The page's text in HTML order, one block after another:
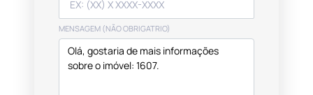
MENSAGEM (NÃO OBRIGATRIO)